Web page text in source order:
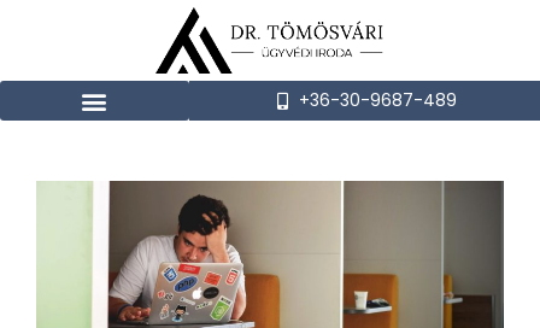
+36-30-9687-489